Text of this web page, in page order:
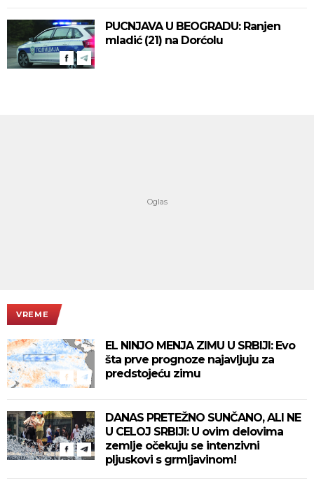
PUCNJAVA U BEOGRADU: Ranjen
mladić (21) na Dorćolu
VREME
EL NINJO MENJA ZIMU U SRBIJI: Evo
šta prve prognoze najavljuju za
predstojeću zimu
DANAS PRETEŽNO SUNČANO, ALI NE
U CELOJ SRBIJI: U ovim delovima
zemlje očekuju se intenzivni
pljuskovi s grmljavinom!